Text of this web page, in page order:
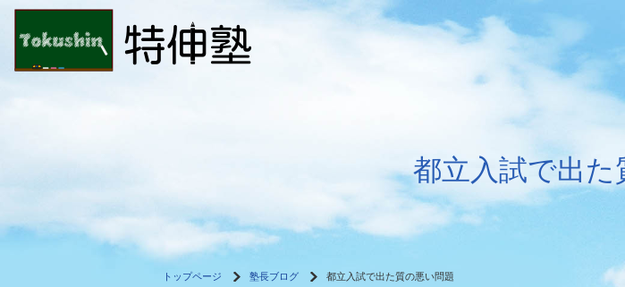
都立入試で出
トップページ 塾長ブログ 都立入試で出た質の悪い問題